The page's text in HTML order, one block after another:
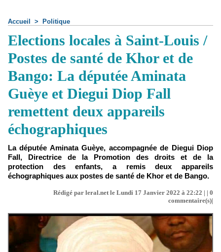
Accueil > Politique
Elections locales à Saint-Louis /
Postes de santé de Khor et de
Bango: La députée Aminata
Guèye et Diegui Diop Fall
remettent deux appareils
échographiques
La députée Aminata Guèye, accompagnée de Diegui Diop
Fall, Directrice de la Promotion des droits et de la
protection des enfants, a remis deux appareils
échographiques aux postes de santé de Khor et de Bango.
Rédigé par leral.net le Lundi 17 Janvier 2022 à 22:22 | | 0
commentaire(s)|